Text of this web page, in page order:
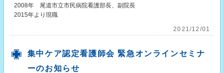
2008年 尾道市立市民病院看護部長、副院長
2015年より現職
2021/12/01
集中ケア認定看護師会 緊急オンラインセミナ
ーのお知らせ